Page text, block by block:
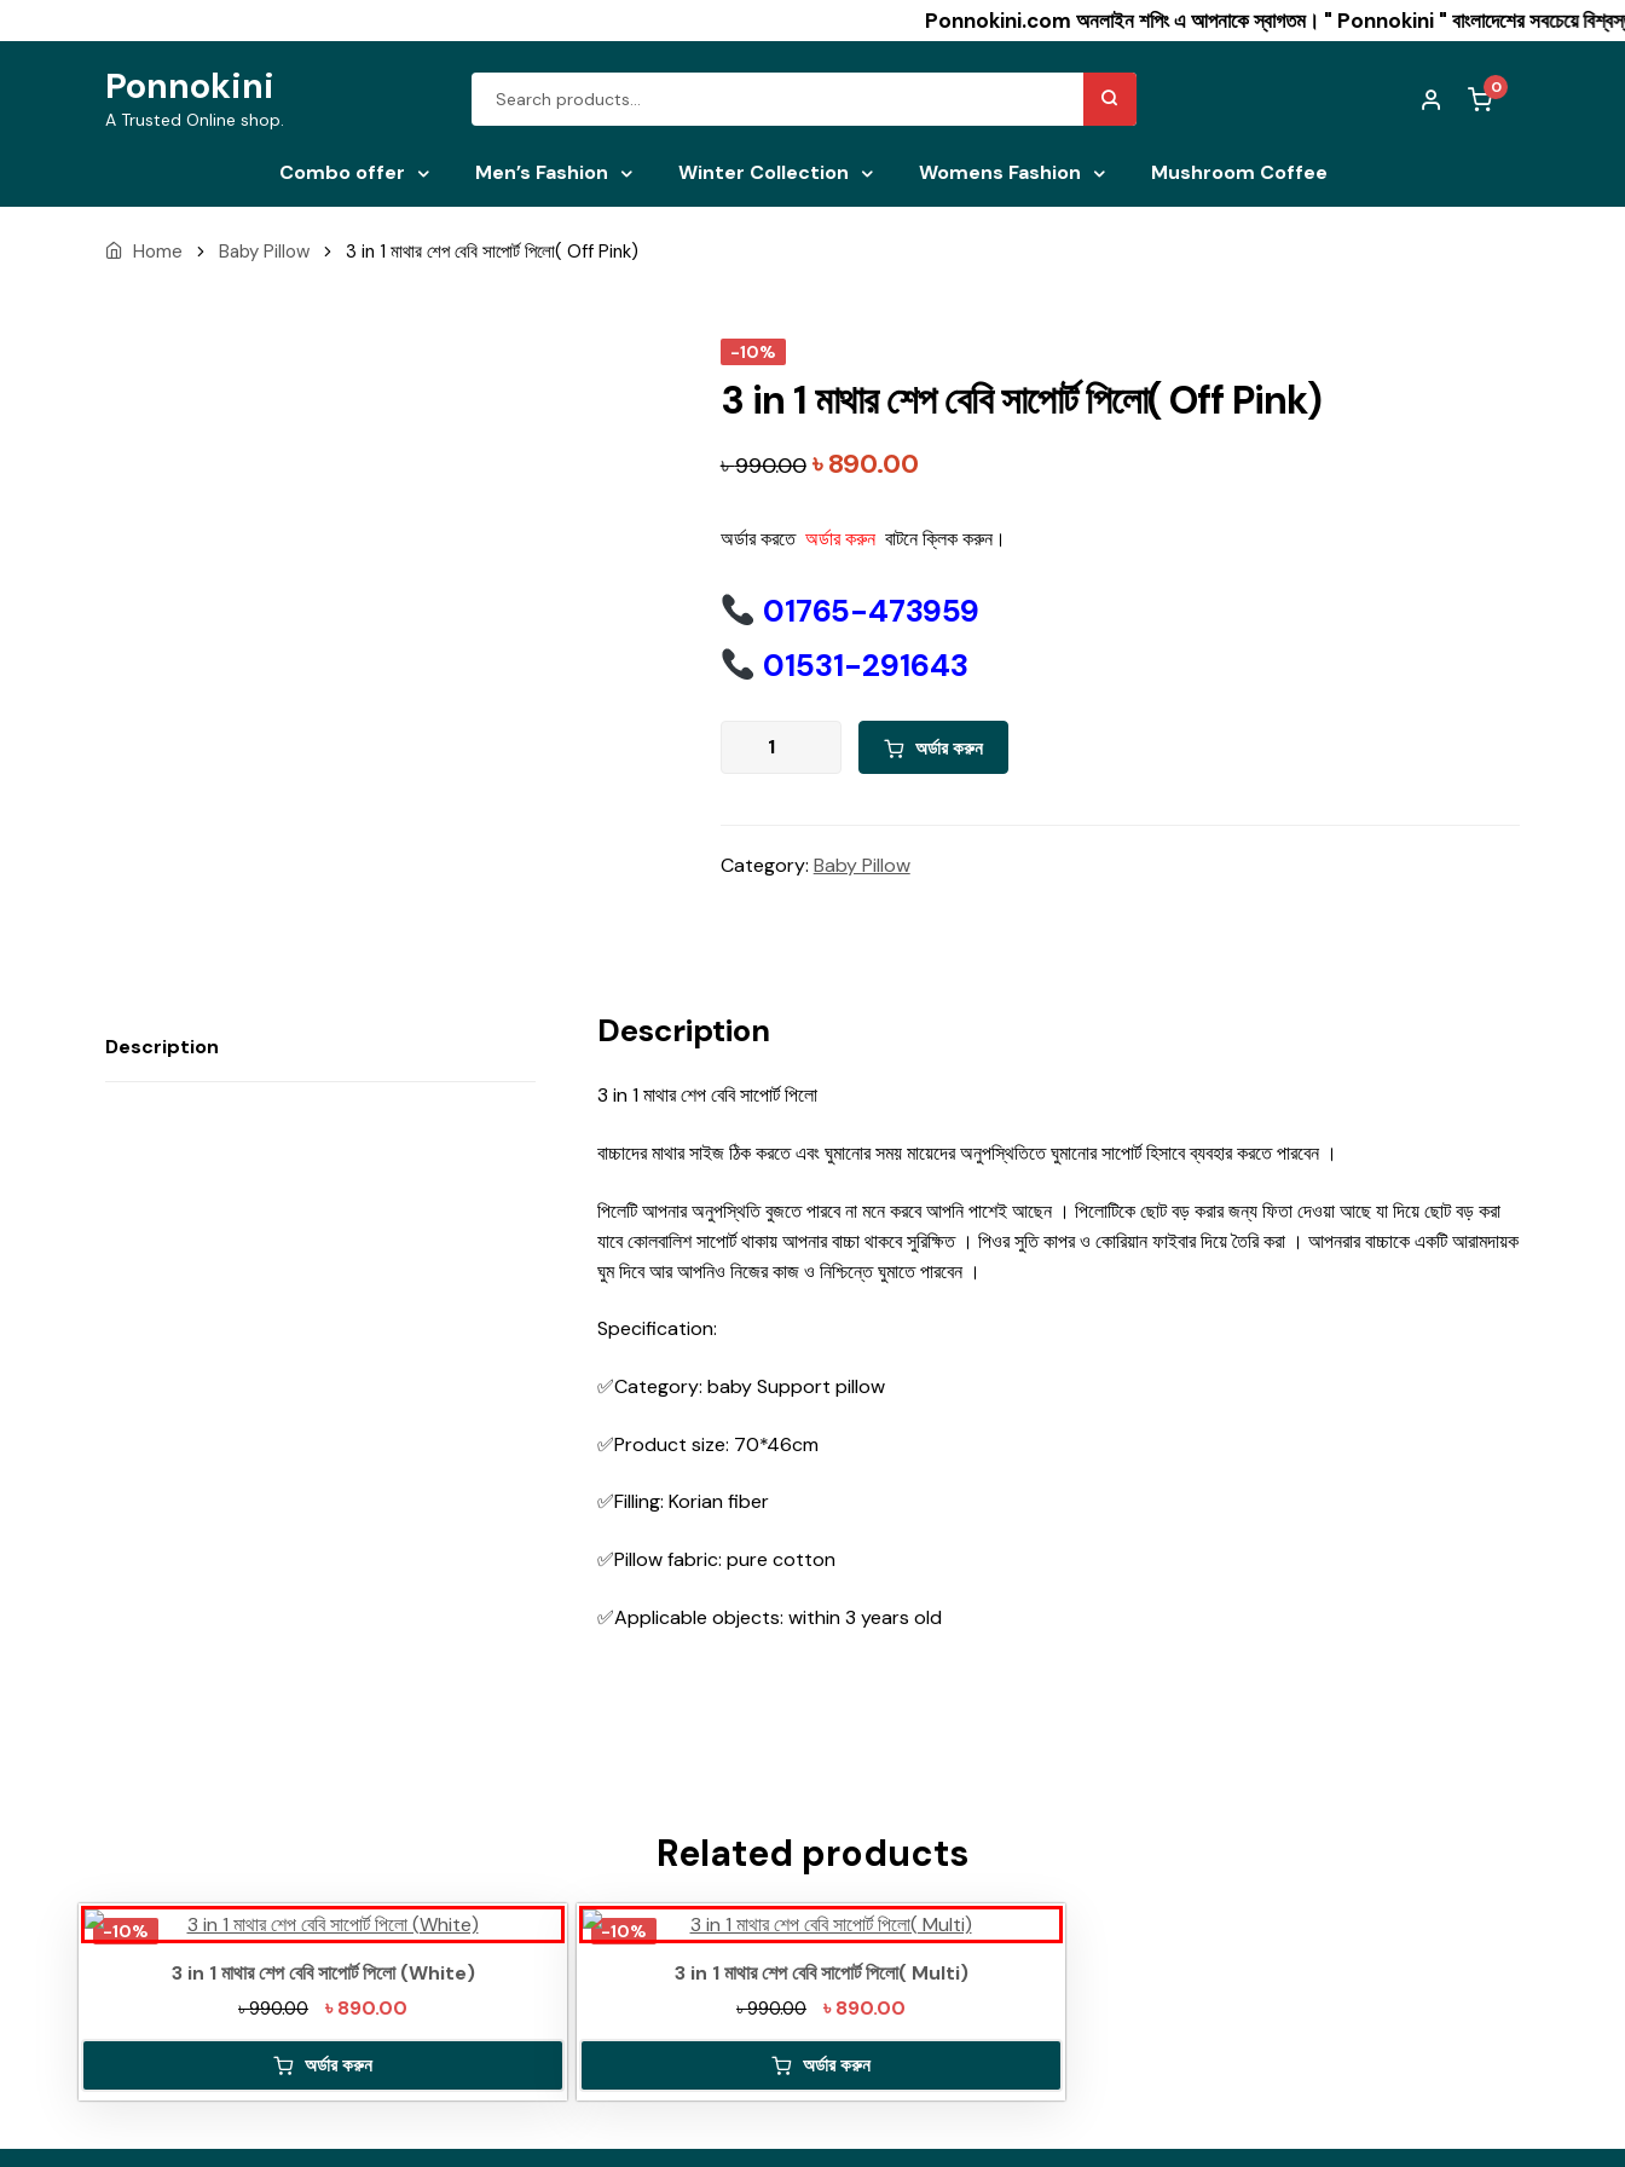
Ponnokini.com অনলাইন শপিং এ আপনাকে স্বাগতম। " Ponnokini " বাংলাদেশের সবচেয়ে বিশ্বস্ত
Skip
Skip
Ponnokini
A Trusted Online shop.
0
Combo offer Men’s Fashion Winter Collection Womens Fashion Mushroom Coffee
Home Baby Pillow 3 in 1 মাথার শেপ বেবি সাপোর্ট পিলো( Off Pink)
-10%
3 in 1 মাথার শেপ বেবি সাপোর্ট পিলো( Off Pink)
৳990.00Original
was:
৳890.00Current
is:
অর্ডার করতে অর্ডার করুনবাটনে ক্লিক করুন।
01765-473959
01531-291643
শেপ
quantity
অর্ডার করুন
Category: Baby Pillow
Description Description
3 in 1 মাথার শেপ বেবি সাপোর্ট পিলো
বাচ্চাদের মাথার সাইজ ঠিক করতে এবং ঘুমানোর সময় মায়েদের অনুপস্থিতিতে ঘুমানোর সাপোর্ট হিসাবে ব্যবহার করতে পারবেন ।
পিলেটি আপনার অনুপস্থিতি বুজতে পারবে না মনে করবে আপনি পাশেই আছেন । পিলোটিকে ছোট বড় করার জন্য ফিতা দেওয়া আছে যা দিয়ে ছোট বড় করা
যাবে কোলবালিশ সাপোর্ট থাকায় আপনার বাচ্চা থাকবে সুরিক্ষিত । পিওর সুতি কাপর ও কোরিয়ান ফাইবার দিয়ে তৈরি করা । আপনরার বাচ্চাকে একটি আরামদায়ক
ঘুম দিবে আর আপনিও নিজের কাজ ও নিশ্চিন্তে ঘুমাতে পারবেন ।
Specification:
✅Category: baby Support pillow
✅Product size: 70*46cm
✅Filling: Korian fiber
✅Pillow fabric: pure cotton
✅Applicable objects: within 3 years old
Related products
-10%
3 in 1 মাথার শেপ বেবি সাপোর্ট পিলো (White)
৳990.00
Original
price
was:
৳ 990.00.
৳890.00Current
price
৳ 890.00.
অর্ডার করুন
-10%
3 in 1 মাথার শেপ বেবি সাপোর্ট পিলো( Multi)
৳990.00
Original
price
was:
৳ 990.00.
৳890.00Current
price
৳ 890.00.
অর্ডার করুন